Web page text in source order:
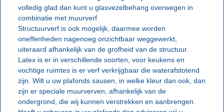
volledig glad dan kunt u glasvezelbehang overwegen in
combinatie met muurverf.
Structuurverf is ook mogelijk, daarmee worden
oneffenheden nagenoeg onzichtbaar weggewerkt,
uiteraard afhankelijk van de grofheid van de structuur.
Latex is er in verschillende soorten, voor keukens en
vochtige ruimtes is er verf verkrijgbaar die waterafstotend
zijn. Wilt u uw plafonds sausen, in welke kleur dan ook, dan
zijn er speciale muurverven, afhankelijk van de
ondergrond, die wij kunnen verstrekken en aanbrengen.